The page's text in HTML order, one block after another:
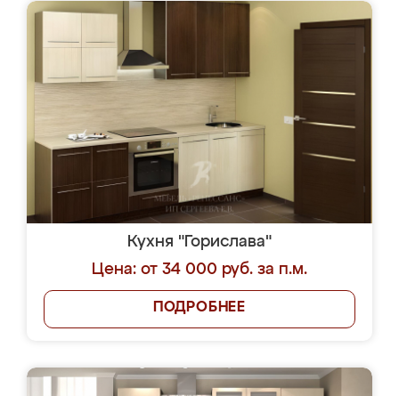
Кухня "Горислава"
Цена: от 34 000 руб. за п.м.
ПОДРОБНЕЕ